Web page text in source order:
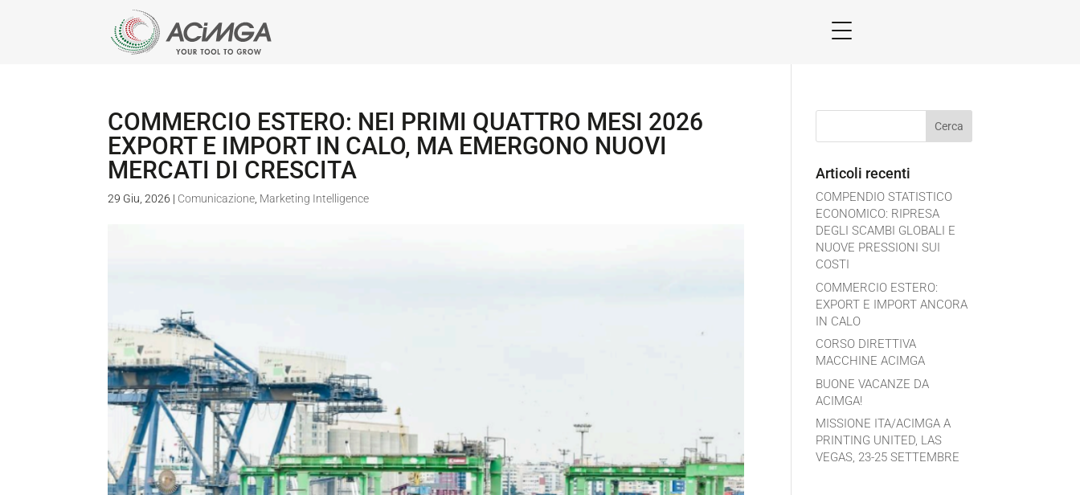
COMMERCIO ESTERO: NEI PRIMI QUATTRO MESI 2026
EXPORT E IMPORT IN CALO, MA EMERGONO NUOVI
MERCATI DI CRESCITA
29 Giu, 2026 | Comunicazione Marketing Intelligence
Articoli recenti
COMPENDIO STATISTICO
ECONOMICO: RIPRESA
DEGLI SCAMBI GLOBALI E
NUOVE PRESSIONI SUI
COSTI
COMMERCIO ESTERO:
EXPORT E IMPORT ANCORA
IN CALO
CORSO DIRETTIVA
MACCHINE ACIMGA
BUONE VACANZE DA
ACIMGA!
MISSIONE ITA/ACIMGA A
PRINTING UNITED, LAS
VEGAS, 23-25 SETTEMBRE